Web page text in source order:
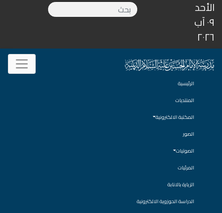
الأحد
٠٩ آب
٢٠٢٦
الرئيسية
المنتديات
المكتبة الالكترونية
الصور
الصوتيات
المرئيات
الزيارة بالانابة
الدراسة الحوزوية الالكترونية